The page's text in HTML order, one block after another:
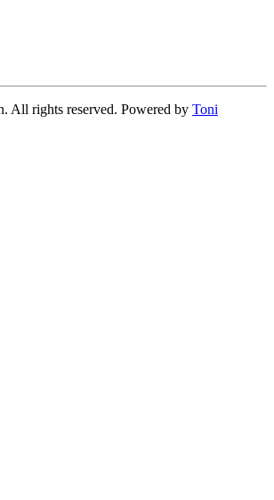
All rights reserved. Powered by Toni